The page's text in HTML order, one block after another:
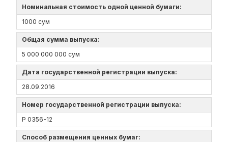
Номинальная стоимость одной ценной бумаги:
1000 сум
Общая сумма выпуска:
5 000 000 000 сум
Дата государственной регистрации выпуска:
28.09.2016
Номер государственной регистрации выпуска:
P 0356-12
Способ размещения ценных бумаг: